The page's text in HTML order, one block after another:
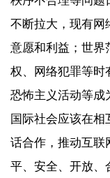
不断拉大，现有网
意愿和利益；世界
权、网络犯罪等时
恐怖主义活动等成
国际社会应该在
话合作，推动互联
平、安全、开放、